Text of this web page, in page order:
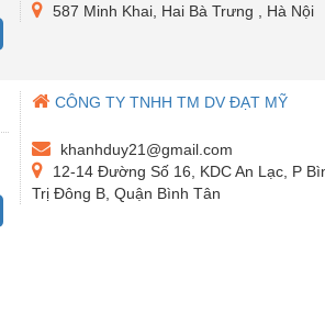
587 Minh Khai, Hai Bà Trưng , Hà Nội
CÔNG TY TNHH TM DV ĐẠT MỸ
khanhduy21@gmail.com
12-14 Đường Số 16, KDC An Lạc, P
Trị Đông B, Quận Bình Tân